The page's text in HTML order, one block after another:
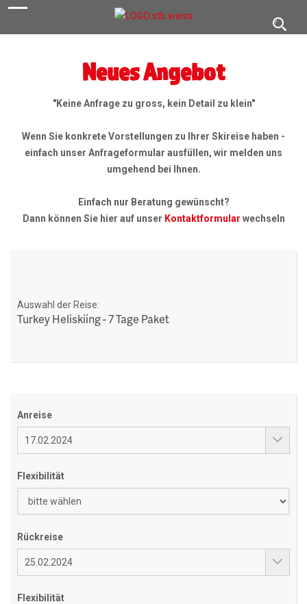
Neues Angebot
"Keine Anfrage zu gross, kein Detail zu klein"
Wenn Sie konkrete Vorstellungen zu Ihrer Skireise haben -
einfach unser Anfrageformular ausfüllen, wir melden uns
umgehend bei Ihnen.
Einfach nur Beratung gewünscht?
Dann können Sie hier auf unser Kontaktformular wechseln
Auswahl der Reise:
Turkey Heliskiing - 7 Tage Paket
Anreise
Flexibilität
Rückreise
Flexibilität